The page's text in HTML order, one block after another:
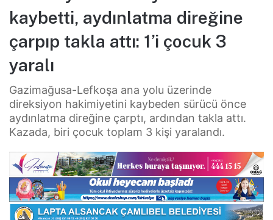
kaybetti, aydınlatma direğine
çarpıp takla attı: 1’i çocuk 3
yaralı
Gazimağusa-Lefkoşa ana yolu üzerinde
direksiyon hakimiyetini kaybeden sürücü önce
aydınlatma direğine çarptı, ardından takla attı.
Kazada, biri çocuk toplam 3 kişi yaralandı.